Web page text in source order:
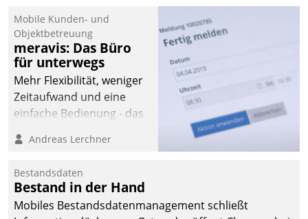
integrieren.
Mobile Kunden- und
Objektbetreuung
meravis: Das Büro
für unterwegs
Mehr Flexibilität, weniger
Zeitaufwand und eine
einfache Bedienung - das
Cockpit für mobile
Datatrain. Die meravis
Wohnungsbau- und
Immobilien GmbH hat
Andreas Lerchner
Bestandsdaten
Bestand in der Hand
Mobiles Bestandsdatenmanagement schließt